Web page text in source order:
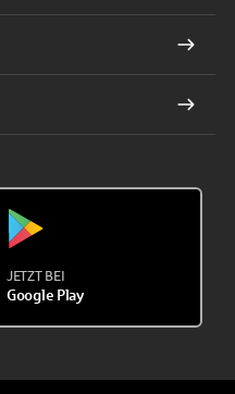
JETZT BEI
Google Play